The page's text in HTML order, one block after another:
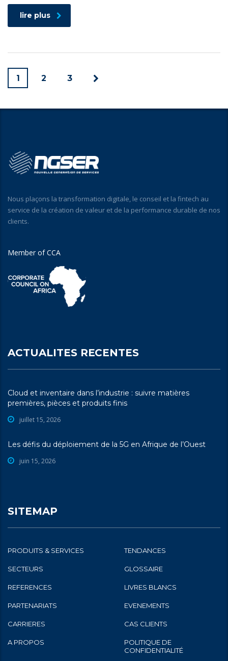
lire plus
1 2 3
Nous plaçons la transformation digitale, le conseil et la fintech au
service de la création de valeur et de la performance durable de nos
clients.
Member of CCA
ACTUALITES RECENTES
Cloud et inventaire dans l’industrie : suivre matières
premières, pièces et produits finis
juillet 15, 2026
Les défis du déploiement de la 5G en Afrique de l’Ouest
juin 15, 2026
SITEMAP
PRODUITS & SERVICES TENDANCES
SECTEURS GLOSSAIRE
REFERENCES LIVRES BLANCS
PARTENARIATS EVENEMENTS
CARRIERES CAS CLIENTS
A PROPOS
POLITIQUE DE
CONFIDENTIALITÉ